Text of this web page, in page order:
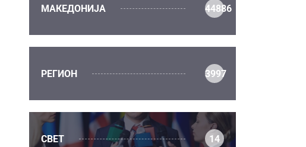
МАКЕДОНИЈА 44886
РЕГИОН 3997
СВЕТ 14